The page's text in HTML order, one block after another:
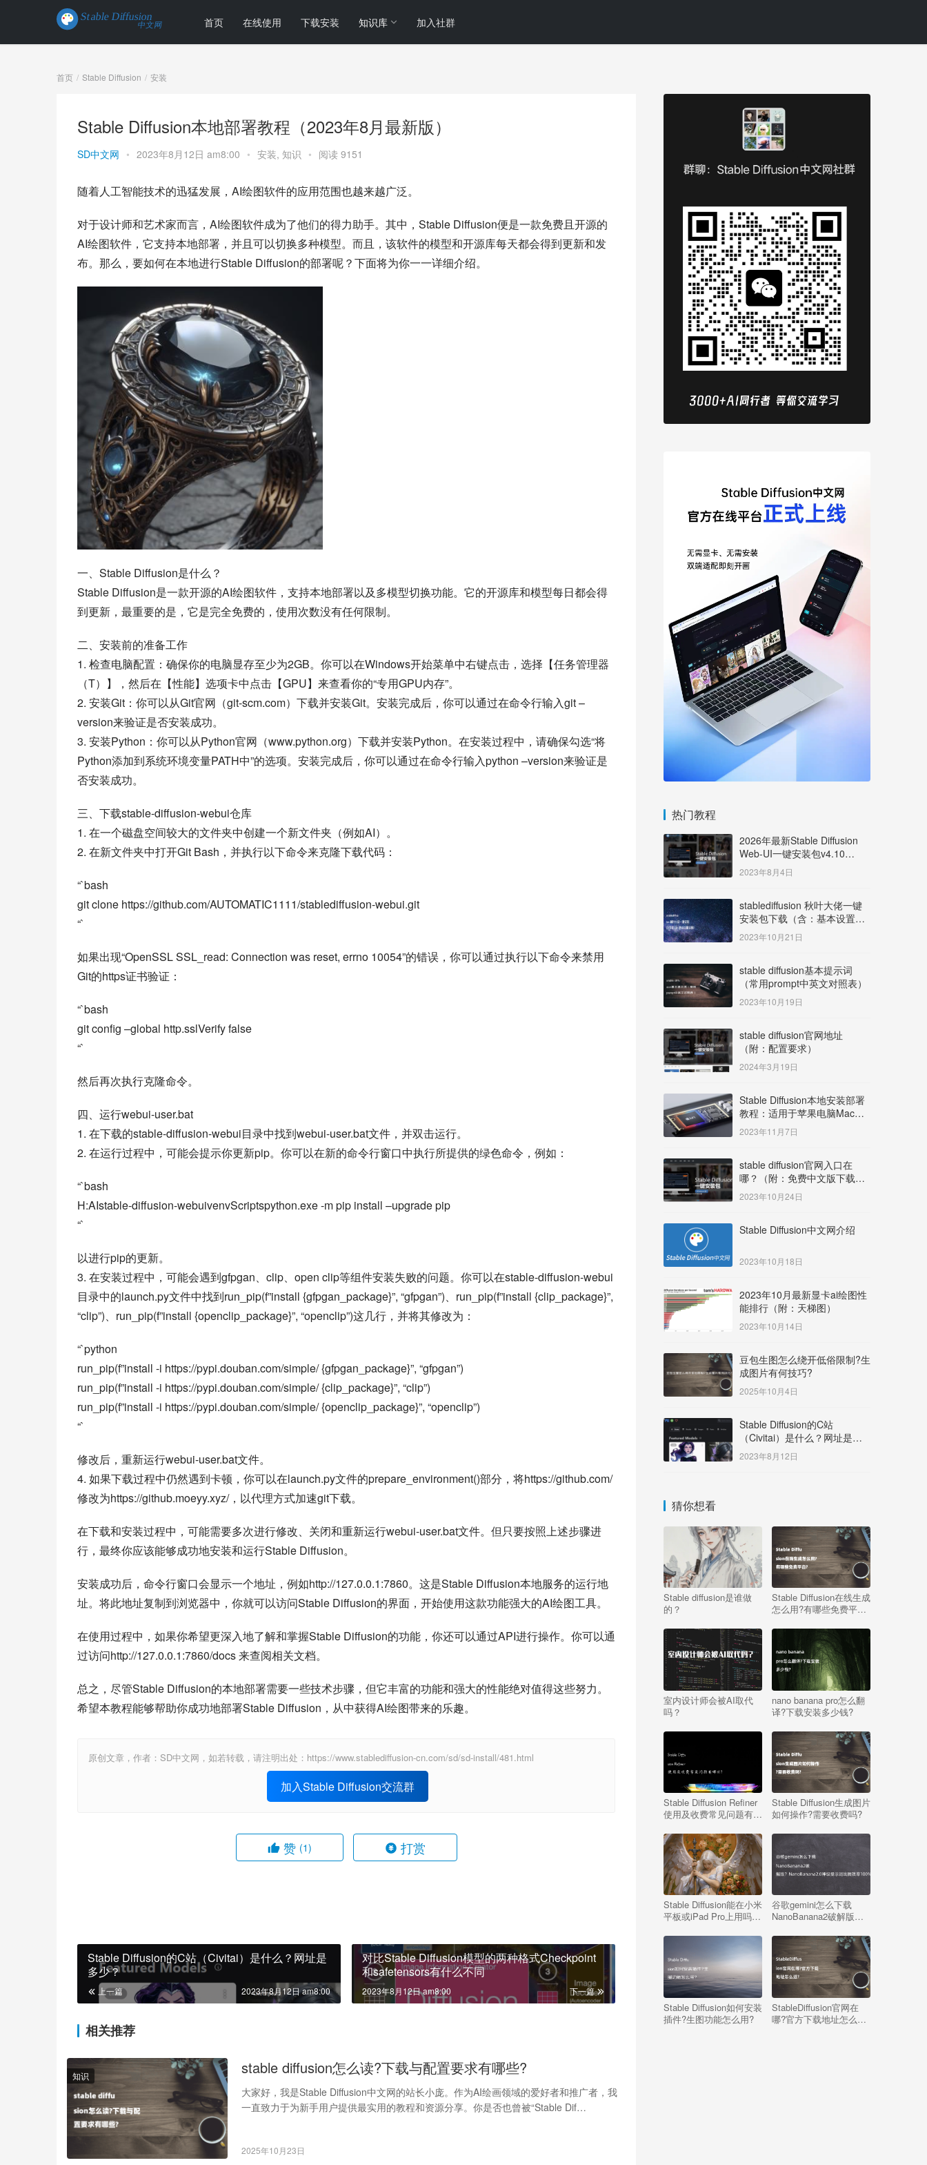
首页 在线使用 下载安装 知识库 加入社群
首页 Stable Diffusion 安装
Stable Diffusion本地部署教程（2023年8月最新版）
SD中文网 • 2023年8月12日 am8:00 • 安装, 知识 • 阅读 9151
随着人工智能技术的迅猛发展，AI绘图软件的应用范围也越来越广泛。
对于设计师和艺术家而言，AI绘图软件成为了他们的得力助手。其中，Stable Diffusion便是一款免费且开源的
AI绘图软件，它支持本地部署，并且可以切换多种模型。而且，该软件的模型和开源库每天都会得到更新和发
布。那么，要如何在本地进行Stable Diffusion的部署呢？下面将为你一一详细介绍。
一、Stable Diffusion是什么？
Stable Diffusion是一款开源的AI绘图软件，支持本地部署以及多模型切换功能。它的开源库和模型每日都会得
到更新，最重要的是，它是完全免费的，使用次数没有任何限制。
二、安装前的准备工作
1. 检查电脑配置：确保你的电脑显存至少为2GB。你可以在Windows开始菜单中右键点击，选择【任务管理器
（T）】，然后在【性能】选项卡中点击【GPU】来查看你的“专用GPU内存”。
2. 安装Git：你可以从Git官网（git-scm.com）下载并安装Git。安装完成后，你可以通过在命令行输入git –
version来验证是否安装成功。
3. 安装Python：你可以从Python官网（www.python.org）下载并安装Python。在安装过程中，请确保勾选“将
Python添加到系统环境变量PATH中”的选项。安装完成后，你可以通过在命令行输入python –version来验证是
否安装成功。
三、下载stable-diffusion-webui仓库
1. 在一个磁盘空间较大的文件夹中创建一个新文件夹（例如AI）。
2. 在新文件夹中打开Git Bash，并执行以下命令来克隆下载代码：
“`bash
git clone https://github.com/AUTOMATIC1111/stablediffusion-webui.git
“`
如果出现“OpenSSL SSL_read: Connection was reset, errno 10054”的错误，你可以通过执行以下命令来禁用
Git的https证书验证：
“`bash
git config –global http.sslVerify false
“`
然后再次执行克隆命令。
四、运行webui-user.bat
1. 在下载的stable-diffusion-webui目录中找到webui-user.bat文件，并双击运行。
2. 在运行过程中，可能会提示你更新pip。你可以在新的命令行窗口中执行所提供的绿色命令，例如：
“`bash
H:AIstable-diffusion-webuivenvScriptspython.exe -m pip install –upgrade pip
“`
以进行pip的更新。
3. 在安装过程中，可能会遇到gfpgan、clip、open clip等组件安装失败的问题。你可以在stable-diffusion-webui
目录中的launch.py文件中找到run_pip(f”install {gfpgan_package}”, “gfpgan”)、run_pip(f”install {clip_package}”,
“clip”)、run_pip(f”install {openclip_package}”, “openclip”)这几行，并将其修改为：
“`python
run_pip(f”install -i https://pypi.douban.com/simple/ {gfpgan_package}”, “gfpgan”)
run_pip(f”install -i https://pypi.douban.com/simple/ {clip_package}”, “clip”)
run_pip(f”install -i https://pypi.douban.com/simple/ {openclip_package}”, “openclip”)
“`
修改后，重新运行webui-user.bat文件。
4. 如果下载过程中仍然遇到卡顿，你可以在launch.py文件的prepare_environment()部分，将https://github.com/
修改为https://github.moeyy.xyz/，以代理方式加速git下载。
在下载和安装过程中，可能需要多次进行修改、关闭和重新运行webui-user.bat文件。但只要按照上述步骤进
行，最终你应该能够成功地安装和运行Stable Diffusion。
安装成功后，命令行窗口会显示一个地址，例如http://127.0.0.1:7860。这是Stable Diffusion本地服务的运行地
址。将此地址复制到浏览器中，你就可以访问Stable Diffusion的界面，开始使用这款功能强大的AI绘图工具。
在使用过程中，如果你希望更深入地了解和掌握Stable Diffusion的功能，你还可以通过API进行操作。你可以通
过访问http://127.0.0.1:7860/docs 来查阅相关文档。
总之，尽管Stable Diffusion的本地部署需要一些技术步骤，但它丰富的功能和强大的性能绝对值得这些努力。
希望本教程能够帮助你成功地部署Stable Diffusion，从中获得AI绘图带来的乐趣。
原创文章，作者：SD中文网，如若转载，请注明出处：https://www.stablediffusion-cn.com/sd/sd-install/481.html
加入Stable Diffusion交流群
赞 (1) 打赏
Stable Diffusion的C站（Civitai）是什么？网址是
多少？
上一篇 2023年8月12日 am8:00
对比Stable Diffusion模型的两种格式Checkpoint
和safetensors有什么不同
下一篇
2023年8月12日 am8:00
相关推荐
知识 stable diffusion怎么读?下载与配置要求有哪些?
大家好，我是Stable Diffusion中文网的站长小庞。作为AI绘画领域的爱好者和推广者，我
一直致力于为新手用户提供最实用的教程和资源分享。你是否也曾被“Stable Dif…
2025年10月23日
热门教程
2026年最新Stable Diffusion
Web-UI一键安装包v4.10
Windows版【支持50系显卡】
2023年8月4日
stablediffusion 秋叶大佬一键
安装包下载（含：基本设置说
明）
2023年10月21日
stable diffusion基本提示词
（常用prompt中英文对照表）
2023年10月19日
stable diffusion官网地址
（附：配置要求）
2024年3月19日
Stable Diffusion本地安装部署
教程：适用于苹果电脑Mac
OS系统M系列芯片：
MacBook/iMac等
2023年11月7日
stable diffusion官网入口在
哪？（附：免费中文版下载安
装教程）
2023年10月24日
Stable Diffusion中文网介绍
2023年10月18日
2023年10月最新显卡ai绘图性
能排行（附：天梯图）
2023年10月14日
豆包生图怎么绕开低俗限制?生
成图片有何技巧?
2025年10月4日
Stable Diffusion的C站
（Civitai）是什么？网址是多
少？
2023年8月12日
猜你想看
Stable diffusion是谁做
的？
Stable Diffusion在线生成
怎么用?有哪些免费平
室内设计师会被AI取代
吗？
nano banana pro怎么翻
译?下载安装多少钱?
Stable Diffusion Refiner
使用及收费常见问题有哪
Stable Diffusion生成图片
如何操作?需要收费吗?
Stable Diffusion能在小米
平板或iPad Pro上用吗？
谷歌gemini怎么下载
NanoBanana2破解版？
示词出图效率100%？
Stable Diffusion如何安装
插件?生图功能怎么用?
StableDiffusion官网在
哪?官方下载地址怎么